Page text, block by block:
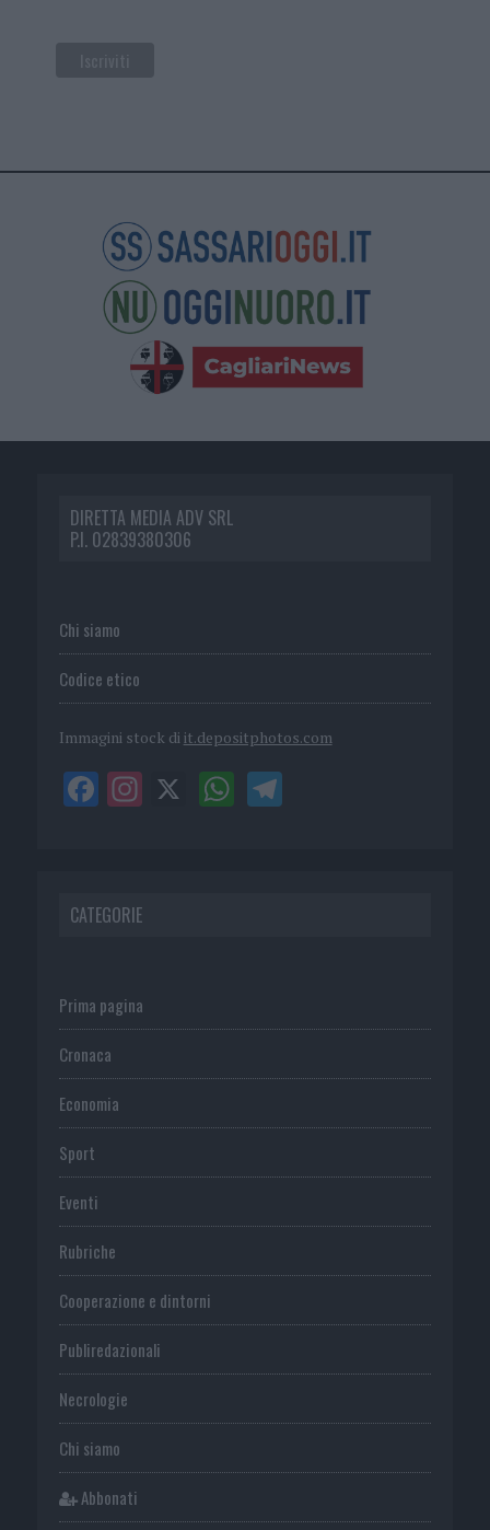
DIRETTA MEDIA ADV SRL
P.I. 02839380306
Chi siamo
Codice etico
Immagini stock di it.depositphotos.com
CATEGORIE
Prima pagina
Cronaca
Economia
Sport
Eventi
Rubriche
Cooperazione e dintorni
Publiredazionali
Necrologie
Chi siamo
Abbonati